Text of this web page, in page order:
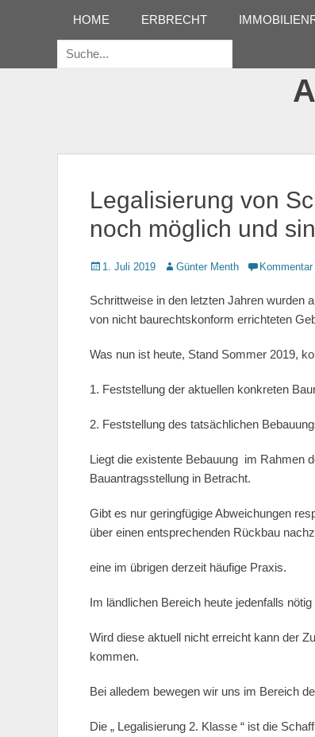
Erstes Menü
Inhalt:
HOME ERBRECHT
Suche
Legalisierung von
noch möglich und
Gepostet
1. Juli 2019 AutorGünter Menth
Schrittweise in den letzten Jahren wurden
von nicht baurechtskonform errichteten
Was nun ist heute, Stand Sommer 2019,
1. Feststellung der aktuellen konkreten
2. Feststellung des tatsächlichen
Liegt die existente Bebauung im Rahmen
Bauantragsstellung in Betracht.
Gibt es nur geringfügige Abweichungen
über einen entsprechenden Rückbau
eine im übrigen derzeit häufige Praxis.
Im ländlichen Bereich heute jedenfalls
Wird diese aktuell nicht erreicht kann der
kommen.
Bei alledem bewegen wir uns im Bereich
Die „ Legalisierung 2. Klasse “ ist die